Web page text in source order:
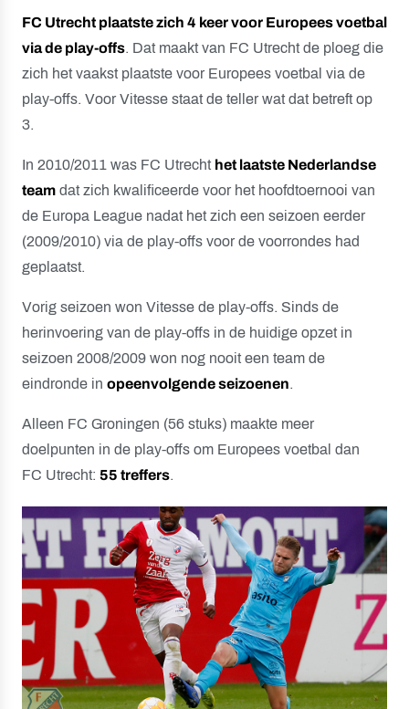
FC Utrecht plaatste zich 4 keer voor Europees voetbal
via de play-offs. Dat maakt van FC Utrecht de ploeg die
zich het vaakst plaatste voor Europees voetbal via de
play-offs. Voor Vitesse staat de teller wat dat betreft op
3.
In 2010/2011 was FC Utrecht het laatste Nederlandse
team dat zich kwalificeerde voor het hoofdtoernooi van
de Europa League nadat het zich een seizoen eerder
(2009/2010) via de play-offs voor de voorrondes had
geplaatst.
Vorig seizoen won Vitesse de play-offs. Sinds de
herinvoering van de play-offs in de huidige opzet in
seizoen 2008/2009 won nog nooit een team de
eindronde in opeenvolgende seizoenen.
Alleen FC Groningen (56 stuks) maakte meer
doelpunten in de play-offs om Europees voetbal dan
FC Utrecht: 55 treffers.